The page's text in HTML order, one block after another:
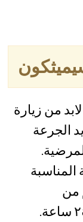
من زيارة
الجرعة
مجم من